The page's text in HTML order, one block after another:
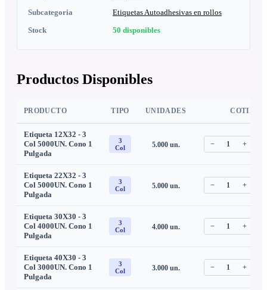
Subcategoria
Etiquetas Autoadhesivas en rollos
Stock
50 disponibles
Productos Disponibles
PRODUCTO TIPO UNIDADES COTIZAR
Etiqueta 12X32 - 3
Col 5000UN. Cono 1
Pulgada
3
Col
5.000un. − 1 +
Etiqueta 22X32 - 3
Col 5000UN. Cono 1
Pulgada
3
Col
5.000un. − 1 +
Etiqueta 30X30 - 3
Col 4000UN. Cono 1
Pulgada
3
Col
4.000un. − 1 +
Etiqueta 40X30 - 3
Col 3000UN. Cono 1
Pulgada
3
Col
3.000un. − 1 +